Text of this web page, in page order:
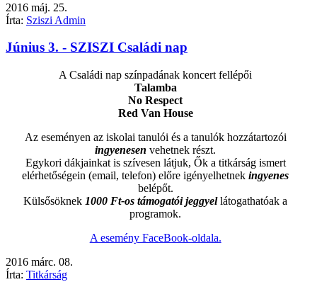
2016 máj. 25.
Írta: Sziszi Admin
Június 3. - SZISZI Családi nap
A Családi nap színpadának koncert fellépői
Talamba
No Respect
Red Van House
Az eseményen az iskolai tanulói és a tanulók hozzátartozói
ingyenesenvehetnek részt.
Egykori dákjainkat is szívesen látjuk, Ők a titkárság ismert
elérhetőségein (email, telefon) előre igényelhetnekingyenes
belépőt.
Külsősöknek 1000 Ft-os támogatói jeggyellátogathatóak a
programok.
A esemény FaceBook-oldala.
2016 márc. 08.
Írta: Titkárság